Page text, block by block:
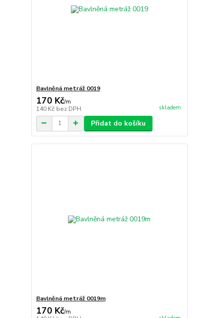
Bavlněná metráž 0019
170 Kč/m
140 Kč bez DPH skladem
Přidat do košíku
Bavlněná metráž 0019m
170 Kč/m